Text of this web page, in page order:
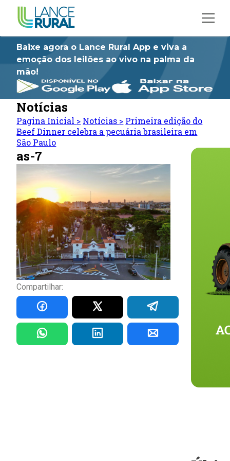
Baixe agora o Lance Rural App e viva a
emoção dos leilões ao vivo na palma da
mão!
Notícias
Pagina Inicial > Notícias > Primeira edição do
Beef Dinner celebra a pecuária brasileira em
São Paulo
as-7
Compartilhar: